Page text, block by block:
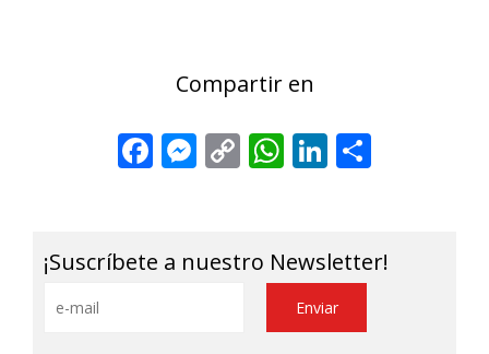
Compartir en
Facebook
Messenger
CopyWhatsApp
LinkedIn
¡Suscríbete a nuestro Newsletter!